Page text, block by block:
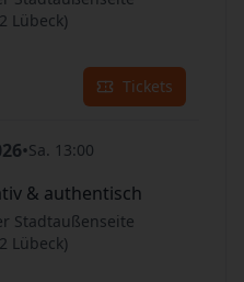
Lübeck)
Tickets
•Sa. 13:00
& authentisch
Stadtaußenseite
Lübeck)